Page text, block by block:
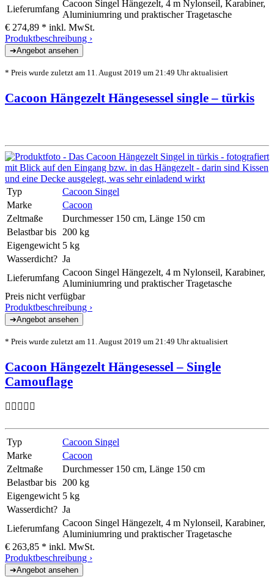
Lieferumfang
Cacoon Singel Hängezelt, 4 m Nylonseil, Karabiner,
Aluminiumring und praktischer Tragetasche
€ 274,89 * inkl. MwSt.
Produktbeschreibung ›
* Preis wurde zuletzt am 11. August 2019 um 21:49 Uhr aktualisiert
Cacoon Hängezelt Hängesessel single – türkis
Typ
Cacoon Singel
Marke
Cacoon
Zeltmaße
Durchmesser 150 cm, Länge 150 cm
Belastbar bis
200 kg
Eigengewicht 5 kg
Wasserdicht? Ja
Lieferumfang
Cacoon Singel Hängezelt, 4 m Nylonseil, Karabiner,
Aluminiumring und praktischer Tragetasche
Preis nicht verfügbar
Produktbeschreibung ›
* Preis wurde zuletzt am 11. August 2019 um 21:49 Uhr aktualisiert
Cacoon Hängezelt Hängesessel – Single
Camouflage
Typ
Cacoon Singel
Marke
Cacoon
Zeltmaße
Durchmesser 150 cm, Länge 150 cm
Belastbar bis
200 kg
Eigengewicht 5 kg
Wasserdicht? Ja
Lieferumfang
Cacoon Singel Hängezelt, 4 m Nylonseil, Karabiner,
Aluminiumring und praktischer Tragetasche
€ 263,85 * inkl. MwSt.
Produktbeschreibung ›